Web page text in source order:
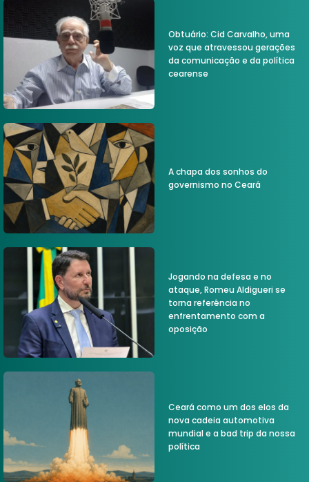
Obtuário: Cid Carvalho, uma
voz que atravessou gerações
da comunicação e da política
cearense
A chapa dos sonhos do
governismo no Ceará
Jogando na defesa e no
ataque, Romeu Aldigueri se
torna referência no
enfrentamento com a
oposição
Ceará como um dos elos da
nova cadeia automotiva
mundial e a bad trip da nossa
política